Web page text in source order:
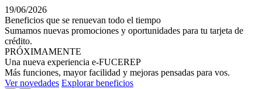
19/06/2026
Beneficios que se renuevan todo el tiempo
Sumamos nuevas promociones y oportunidades para tu tarjeta de
crédito.
PRÓXIMAMENTE
Una nueva experiencia e-FUCEREP
Más funciones, mayor facilidad y mejoras pensadas para vos.
Ver novedades Explorar beneficios